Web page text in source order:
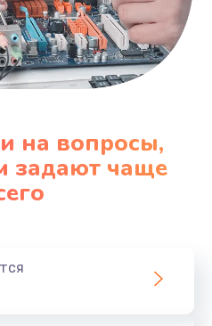
на вопросы,
задают чаще